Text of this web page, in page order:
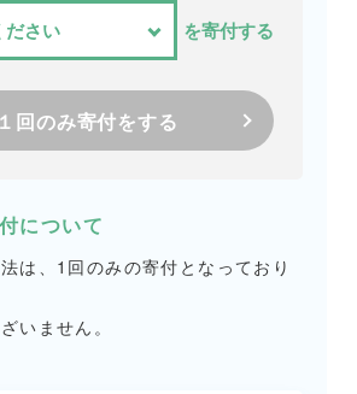
を寄付する
１回のみ寄付をする
について
は、1回のみの寄付となっており
いません。